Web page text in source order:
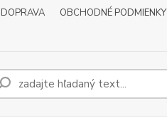
DOPRAVA OBCHODNÉ PODMIENKY